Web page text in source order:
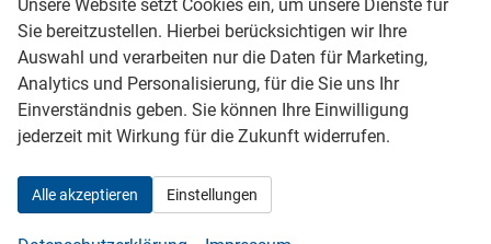
LIFE APP-CONNECT+PDC+LED+KLIMA+ALU
unverbindliche Lieferzeit: ca. 5-6 Monate
Fahrzeugnr. 979494 Getriebe Schalt. 6-Gang
Unsere Website setzt Cookies ein, um unsere Dienste für
Sie bereitzustellen. Hierbei berücksichtigen wir Ihre
Auswahl und verarbeiten nur die Daten für Marketing,
Analytics und Personalisierung, für die Sie uns Ihr
Einverständnis geben. Sie können Ihre Einwilligung
jederzeit mit Wirkung für die Zukunft widerrufen.
Alle akzeptieren Einstellungen